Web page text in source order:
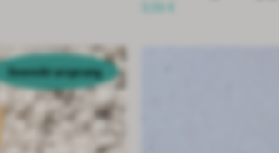
Svenskt ursprung